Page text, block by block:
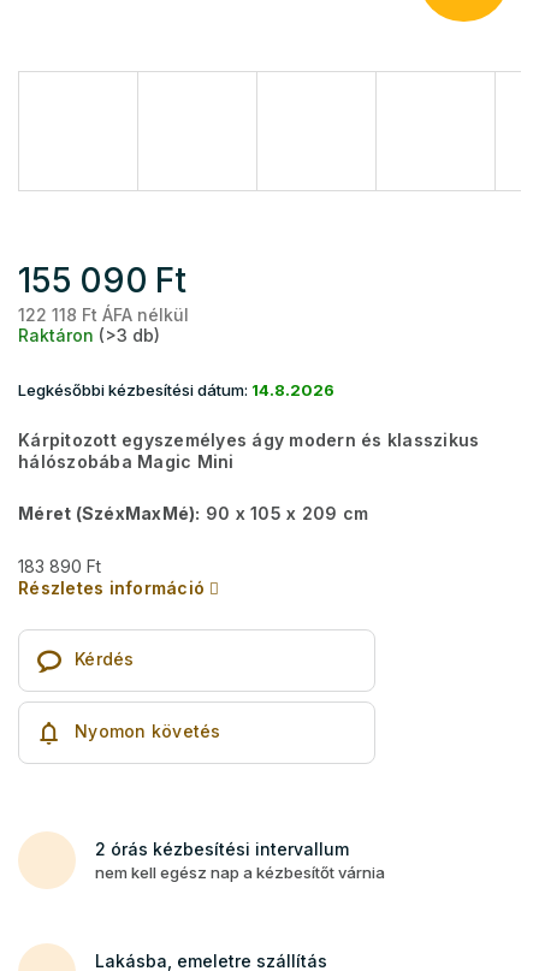
155 090 Ft
122 118 Ft ÁFA nélkül
Raktáron (>3 db)
Legkésőbbi kézbesítési dátum: 14.8.2026
Kárpitozott egyszemélyes ágy modern és klasszikus
hálószobába Magic Mini
Méret (SzéxMaxMé): 90 x 105 x 209 cm
183 890 Ft
Részletes információ
Kérdés
Nyomon követés
2 órás kézbesítési intervallum
nem kell egész nap a kézbesítőt várnia
Lakásba, emeletre szállítás